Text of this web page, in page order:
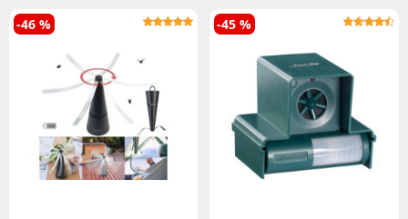
pour i..
à pil..
-46 % -45 %